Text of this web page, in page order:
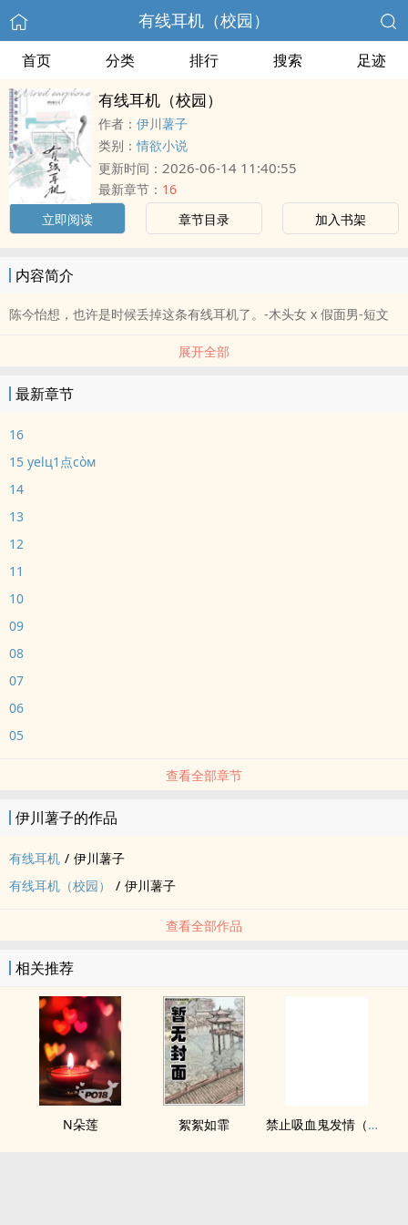
有线耳机（校园）
首页 分类 排行 搜索 足迹
有线耳机（校园）
作者： 伊川薯子
类别：情欲小说
更新时间： 2026-06-14 11:40:55
最新章节： 16
立即阅读
章节目录 加入书架
内容简介
陈今怡想，也许是时候丢掉这条有线耳机了。-木头女 x 假面男-短文
展开全部
最新章节
16
15 уelц1点còм
14
13
12
11
10
09
08
07
06
05
查看全部章节
伊川薯子的作品
有线耳机 / 伊川薯子
有线耳机（校园）
/ 伊川薯子
查看全部作品
相关推荐
N朵莲 絮絮如霏 禁止吸血鬼发情（姐狗高H 1v1）